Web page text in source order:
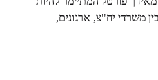
משרדי יח"צ, ארגונים,